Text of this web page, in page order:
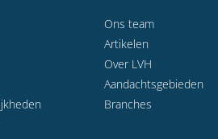
Ons team
Artikelen
Over LVH
Aandachtsgebieden
Branches